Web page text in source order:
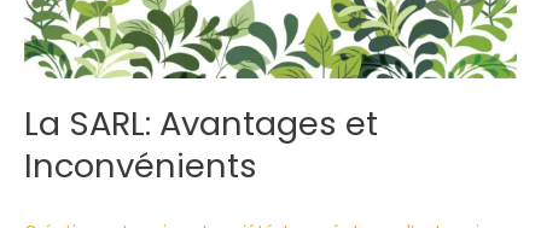
La SARL: Avantages et
Inconvénients